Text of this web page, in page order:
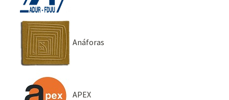
Anáforas
APEX